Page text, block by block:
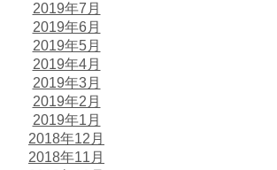
2019年7月
2019年6月
2019年5月
2019年4月
2019年3月
2019年2月
2019年1月
2018年12月
2018年11月